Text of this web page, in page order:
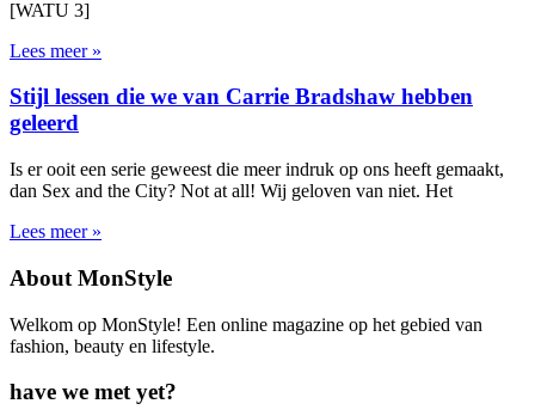
[WATU 3]
Lees meer »
Stijl lessen die we van Carrie Bradshaw hebben
geleerd
Is er ooit een serie geweest die meer indruk op ons heeft gemaakt,
dan Sex and the City? Not at all! Wij geloven van niet. Het
Lees meer »
About MonStyle
Welkom op MonStyle! Een online magazine op het gebied van
fashion, beauty en lifestyle.
have we met yet?